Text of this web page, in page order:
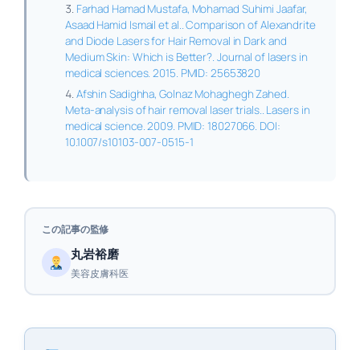
Farhad Hamad Mustafa, Mohamad Suhimi Jaafar,
Asaad Hamid Ismail et al.. Comparison of Alexandrite
and Diode Lasers for Hair Removal in Dark and
Medium Skin: Which is Better?. Journal of lasers in
medical sciences. 2015. PMID: 25653820
Afshin Sadighha, Golnaz Mohaghegh Zahed.
Meta-analysis of hair removal laser trials.. Lasers in
medical science. 2009. PMID: 18027066. DOI:
10.1007/s10103-007-0515-1
この記事の監修
丸岩裕磨
美容皮膚科医